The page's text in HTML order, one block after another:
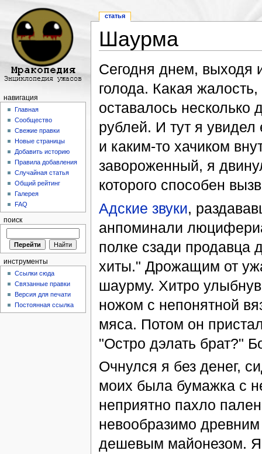
Шаурма
Сегодня днем, выходя
голода. Какая
оставалось
рублей. И тут я
и каким-то хачиком
завороженный, я
которого способен
Адские звуки,
анпоминали
полке сзади продавца
хиты." Дрожащим от
шаурму. Хитро
ножом с непонятной
мяса. Потом он
"Остро дэлать брат?"
Очнулся я без денег,
моих была бумажка с
неприятно пахло
невообразимо
дешевым майонезом. Я
статья
навигация
Главная
Сообщество
Свежие правки
Новые страницы
Добавить историю
Правила добавления
Случайная статья
Общий рейтинг
Галерея
FAQ
поиск
инструменты
Ссылки сюда
Связанные правки
Версия для печати
Постоянная ссылка